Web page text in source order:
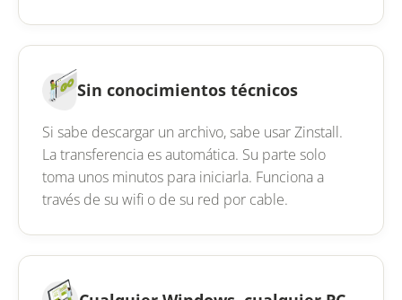
Sin conocimientos técnicos
Si sabe descargar un archivo, sabe usar Zinstall.
La transferencia es automática. Su parte solo
toma unos minutos para iniciarla. Funciona a
través de su wifi o de su red por cable.